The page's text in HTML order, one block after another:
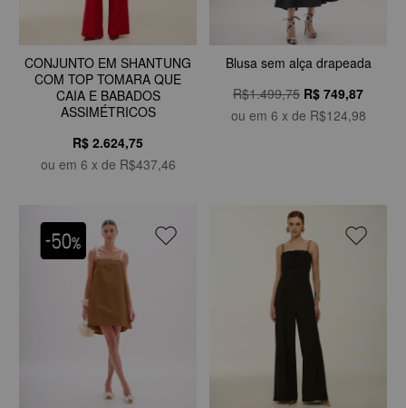
CONJUNTO EM SHANTUNG
COM TOP TOMARA QUE
CAIA E BABADOS
ASSIMÉTRICOS
R$ 2.624,75
ou em 6 x de R$437,46
Blusa sem alça drapeada
R$1.499,75 R$ 749,87
ou em 6 x de R$124,98